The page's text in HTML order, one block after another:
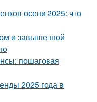
осени 2025: что
и завышенной
пошаговая
2025 года в